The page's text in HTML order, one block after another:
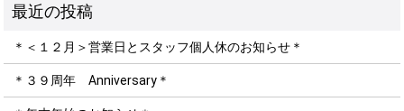
＊＜１２月＞営業日とスタッフ個人休のお知らせ＊
＊３９周年 Anniversary＊